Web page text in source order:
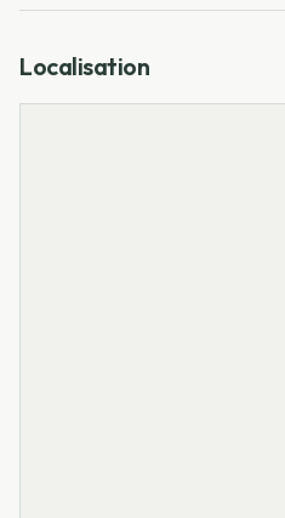
Localisation